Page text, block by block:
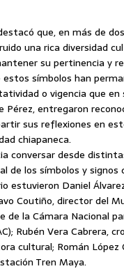
que, en más de
una rica diversidad
su pertinencia y
símbolos han
o vigencia que en
Pérez, entregaron
sus reflexiones en
chiapaneca.
conversar desde
de los símbolos y
estuvieron Daniel
Coutiño, director del
de la Cámara Nacional
Rubén Vera Cabrera,
cultural; Román López
Tren Maya.